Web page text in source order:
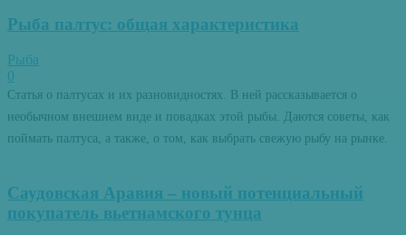
Рыба палтус: общая характеристика
Рыба
0
Статья о палтусах и их разновидностях. В ней рассказывается о
необычном внешнем виде и повадках этой рыбы. Даются советы, как
поймать палтуса, а также, о том, как выбрать свежую рыбу на рынке.
Саудовская Аравия – новый потенциальный
покупатель вьетнамского тунца